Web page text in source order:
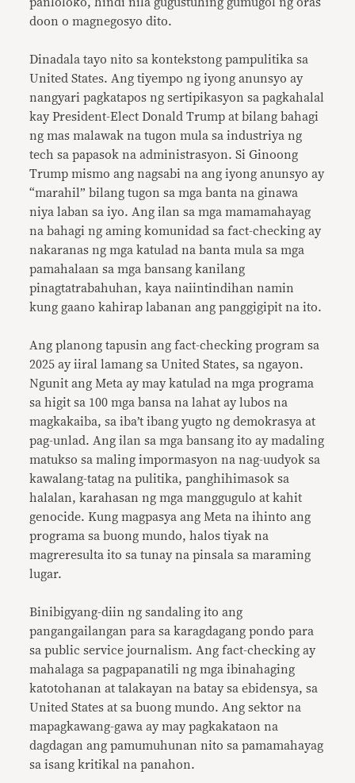
doon o magnegosyo dito.
Dinadala tayo nito sa kontekstong pampulitika sa
United States. Ang tiyempo ng iyong anunsyo ay
nangyari pagkatapos ng sertipikasyon sa pagkahalal
kay President-Elect Donald Trump at bilang bahagi
ng mas malawak na tugon mula sa industriya ng
tech sa papasok na administrasyon. Si Ginoong
Trump mismo ang nagsabi na ang iyong anunsyo ay
“marahil” bilang tugon sa mga banta na ginawa
niya laban sa iyo. Ang ilan sa mga mamamahayag
na bahagi ng aming komunidad sa fact-checking ay
nakaranas ng mga katulad na banta mula sa mga
pamahalaan sa mga bansang kanilang
pinagtatrabahuhan, kaya naiintindihan namin
kung gaano kahirap labanan ang panggigipit na ito.
Ang planong tapusin ang fact-checking program sa
2025 ay iiral lamang sa United States, sa ngayon.
Ngunit ang Meta ay may katulad na mga programa
sa higit sa 100 mga bansa na lahat ay lubos na
magkakaiba, sa iba’t ibang yugto ng demokrasya at
pag-unlad. Ang ilan sa mga bansang ito ay madaling
matukso sa maling impormasyon na nag-uudyok sa
kawalang-tatag na pulitika, panghihimasok sa
halalan, karahasan ng mga manggugulo at kahit
genocide. Kung magpasya ang Meta na ihinto ang
programa sa buong mundo, halos tiyak na
magreresulta ito sa tunay na pinsala sa maraming
lugar.
Binibigyang-diin ng sandaling ito ang
pangangailangan para sa karagdagang pondo para
sa public service journalism. Ang fact-checking ay
mahalaga sa pagpapanatili ng mga ibinahaging
katotohanan at talakayan na batay sa ebidensya, sa
United States at sa buong mundo. Ang sektor na
mapagkawang-gawa ay may pagkakataon na
dagdagan ang pamumuhunan nito sa pamamahayag
sa isang kritikal na panahon.